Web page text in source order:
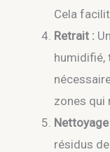
Cela
Retrait :
humidifié,
zones qui
Nettoyage
résidus